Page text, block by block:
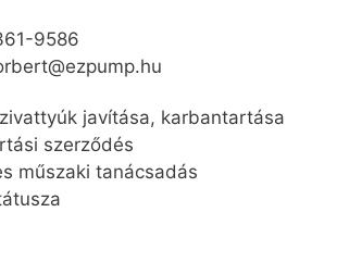
9586
javítása, karbantartása
szerződés
műszaki tanácsadás